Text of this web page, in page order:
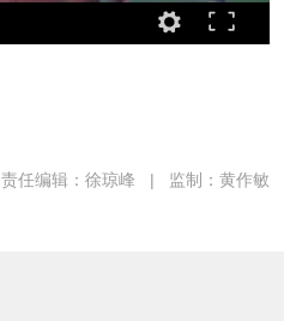
责任编辑：徐琼峰 | 监制：黄作敏